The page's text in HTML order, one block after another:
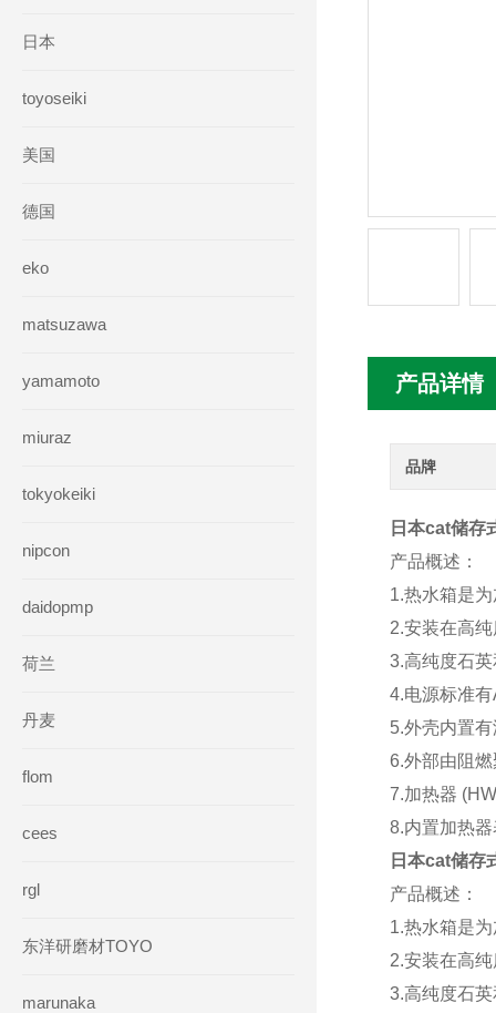
日本
toyoseiki
美国
德国
eko
matsuzawa
yamamoto
miuraz
tokyokeiki
nipcon
daidopmp
荷兰
丹麦
flom
cees
rgl
东洋研磨材TOYO
marunaka
产品详情
品牌
日本cat储存
产品概述：
1.热水箱是
2.安装在高
3.高纯度石
4.电源标准
5.外壳内置
6.外部由阻
7.加热器
8.内置加热
日本cat储存
产品概述：
1.热水箱是
2.安装在高
3.高纯度石